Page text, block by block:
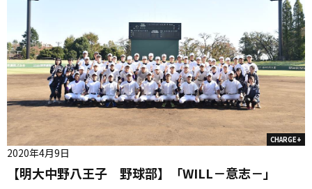
CHARGE+
【明大中野八王子 野球部】「WILL－意志－」
2020年4月9日